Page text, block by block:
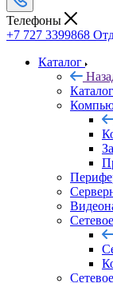
Телефоны
+7 727 3399868
Каталог
Каталог